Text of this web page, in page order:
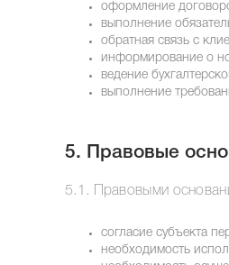
оформление
выполнение
обратная связь с
информирование о
ведение
выполнение
5. Правовые
5.1. Правовыми
согласие субъекта
необходимость